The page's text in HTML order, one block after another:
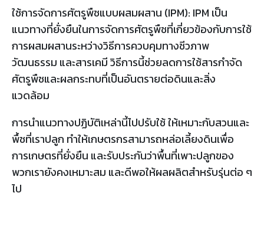
ใช้การจัดการศัตรูพืชแบบผสมผสาน (IPM): IPM เป็น
แนวทางที่ยั่งยืนในการจัดการศัตรูพืชที่เกี่ยวข้องกับการใช้
การผสมผสานระหว่างวิธีการควบคุมทางชีวภาพ
วัฒนธรรม และสารเคมี วิธีการนี้ช่วยลดการใช้สารกำจัด
ศัตรูพืชและผลกระทบที่เป็นอันตรายต่อดินและสิ่ง
แวดล้อม
การนำแนวทางปฏิบัติเหล่านี้ไปปรับใช้ ให้เหมาะกับสวนและ
พื้ชที่เราปลูก ทำให้เกษตรกรสามารถหล่อเลี้ยงดินเพื่อ
การเกษตรที่ยั่งยืน และรับประกันว่าพื้นที่เพาะปลูกของ
พวกเรายังคงเหมาะสม และดีพอให้ผลผลิตสำหรับรุ่นต่อ ๆ
ไป